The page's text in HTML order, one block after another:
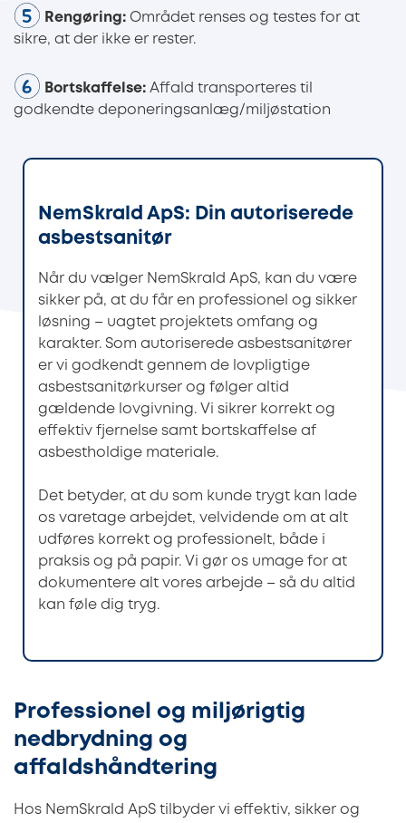
Rengøring: Området renses og testes for at
sikre, at der ikke er rester.
Bortskaffelse: Affald transporteres til
godkendte deponeringsanlæg/miljøstation
NemSkrald ApS: Din autoriserede
asbestsanitør
Når du vælger NemSkrald ApS, kan du være
sikker på, at du får en professionel og sikker
løsning – uagtet projektets omfang og
karakter. Som autoriserede asbestsanitører
er vi godkendt gennem de lovpligtige
asbestsanitørkurser og følger altid
gældende lovgivning. Vi sikrer korrekt og
effektiv fjernelse samt bortskaffelse af
asbestholdige materiale.
Det betyder, at du som kunde trygt kan lade
os varetage arbejdet, velvidende om at alt
udføres korrekt og professionelt, både i
praksis og på papir. Vi gør os umage for at
dokumentere alt vores arbejde – så du altid
kan føle dig tryg.
Professionel og miljørigtig
nedbrydning og
affaldshåndtering
Hos NemSkrald ApS tilbyder vi effektiv, sikker og